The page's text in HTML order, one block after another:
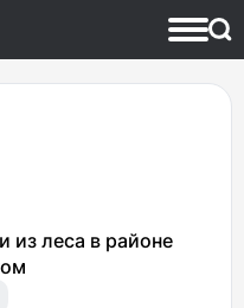
из леса в районе